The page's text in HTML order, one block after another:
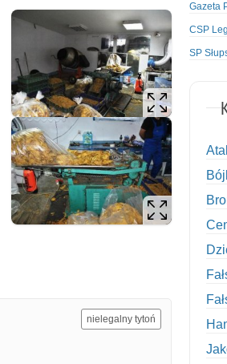
nielegalny tytoń
Gazeta
CSP
SP